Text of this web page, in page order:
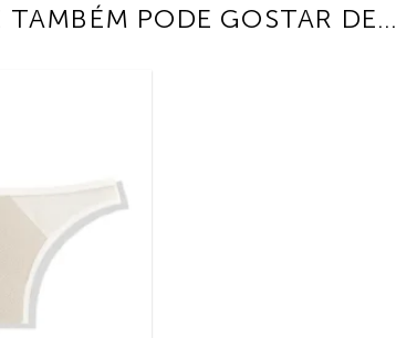
TAMBÉM PODE GOSTAR DE…